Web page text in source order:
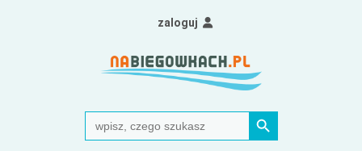
Nabiegowkach.pl
portal miłośników narciarstwa biegowego
Search
for:
Search Button
zaloguj